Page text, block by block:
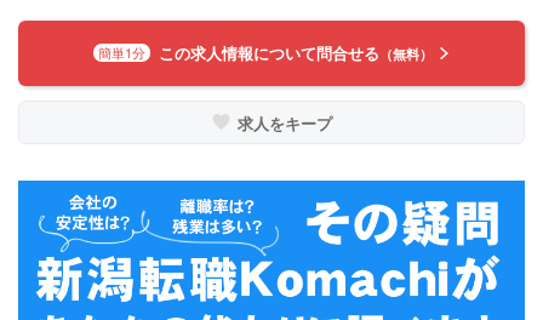
簡単1分 この求人情報について問合せる （無料）
求人をキープ